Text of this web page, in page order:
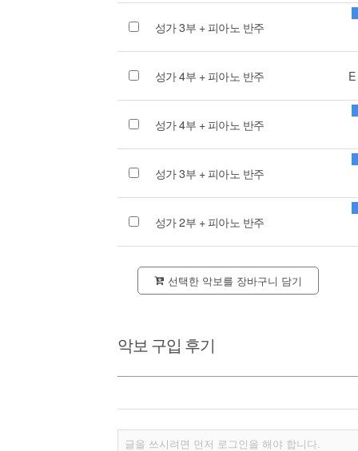
성가 3부 + 피아노 반주
성가 4부 + 피아노 반주
성가 4부 + 피아노 반주
성가 3부 + 피아노 반주
성가 2부 + 피아노 반주
선택한 악보를 장바구니 담기
악보 구입 후기